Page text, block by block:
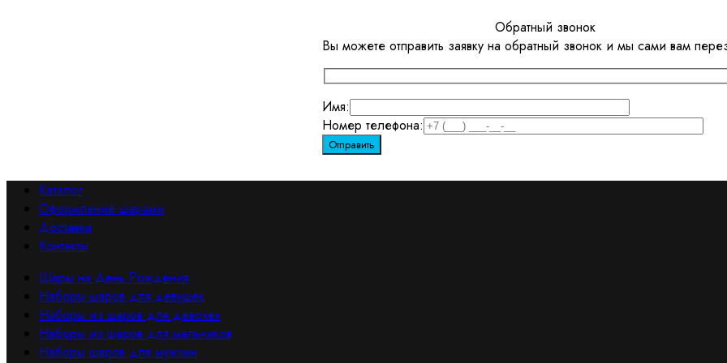
Обратный звонок
Вы можете отправить заявку на обратный звонок и мы сами вам
Имя:
Номер телефона:
Каталог
Оформление шарами
Доставка
Контакты
Шары на День Рождения
Наборы шаров для девушек
Наборы из шаров для девочек
Наборы из шаров для мальчиков
Наборы шаров для мужчин